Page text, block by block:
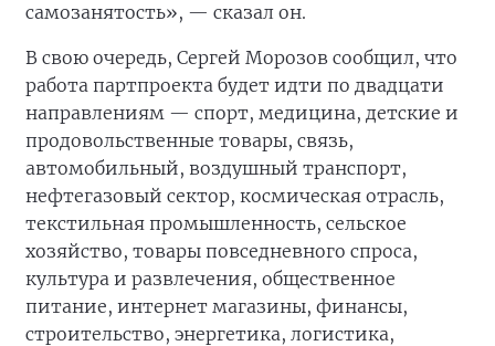
самозанятость», — сказал он.
В свою очередь, Сергей Морозов сообщил, что
работа партпроекта будет идти по двадцати
направлениям — спорт, медицина, детские и
продовольственные товары, связь,
автомобильный, воздушный транспорт,
нефтегазовый сектор, космическая отрасль,
текстильная промышленность, сельское
хозяйство, товары повседневного спроса,
культура и развлечения, общественное
питание, интернет магазины, финансы,
строительство, энергетика, логистика,